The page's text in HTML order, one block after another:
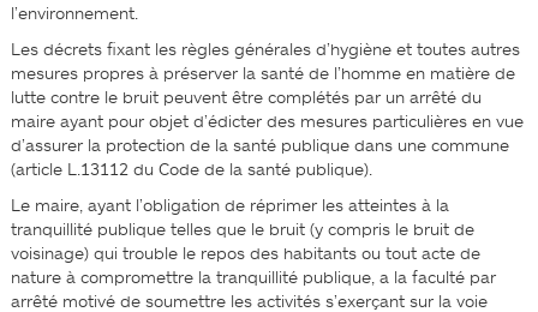
l’environnement.
Les décrets fixant les règles générales d’hygiène et toutes autres
mesures propres à préserver la santé de l’homme en matière de
lutte contre le bruit peuvent être complétés par un arrêté du
maire ayant pour objet d’édicter des mesures particulières en vue
d’assurer la protection de la santé publique dans une commune
(article L.1311­2 du Code de la santé publique).
Le maire, ayant l’obligation de réprimer les atteintes à la
tranquillité publique telles que le bruit (y compris le bruit de
voisinage) qui trouble le repos des habitants ou tout acte de
nature à compromettre la tranquillité publique, a la faculté par
arrêté motivé de soumettre les activités s’exerçant sur la voie